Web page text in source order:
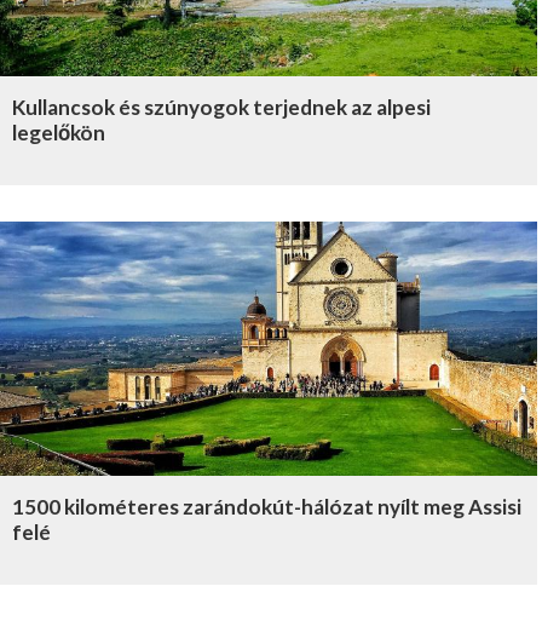
Kullancsok és szúnyogok terjednek az alpesi
legelőkön
1500 kilométeres zarándokút-hálózat nyílt meg Assisi
felé